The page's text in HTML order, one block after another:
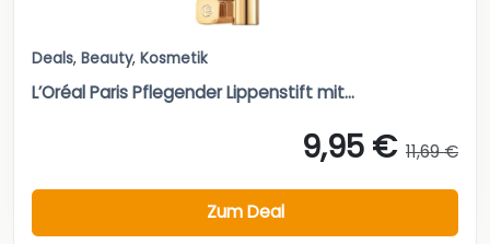
Deals, Beauty, Kosmetik
L’Oréal Paris Pflegender Lippenstift mit...
9,95 € 11,69 €
Zum Deal